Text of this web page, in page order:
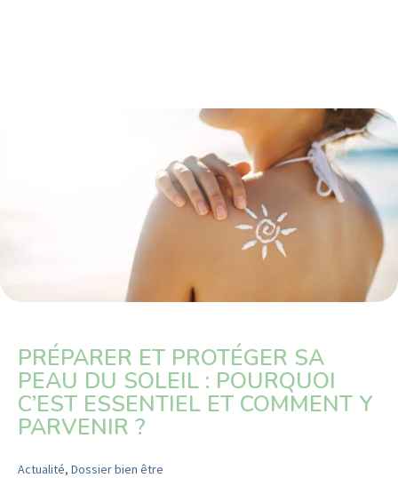
PRÉPARER ET PROTÉGER SA
PEAU DU SOLEIL : POURQUOI
C’EST ESSENTIEL ET COMMENT Y
PARVENIR ?
Actualité, Dossier bien être